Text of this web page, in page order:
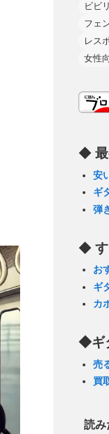
ビビリ
フェ
レス
女性
◆
安
ギ
弾
◆
お
ギ
カ
◆ギ
売
買
読み